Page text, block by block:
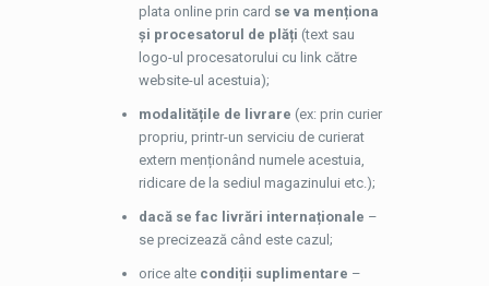
plata online prin card se va menționa
și procesatorul de plăți (text sau
logo-ul procesatorului cu link către
website-ul acestuia);
modalitățile de livrare (ex: prin curier
propriu, printr-un serviciu de curierat
extern menționând numele acestuia,
ridicare de la sediul magazinului etc.);
dacă se fac livrări internaționale –
se precizează când este cazul;
orice alte condiții suplimentare –